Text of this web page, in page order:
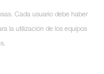
Cada usuario debe haber
la utilización de los equipos